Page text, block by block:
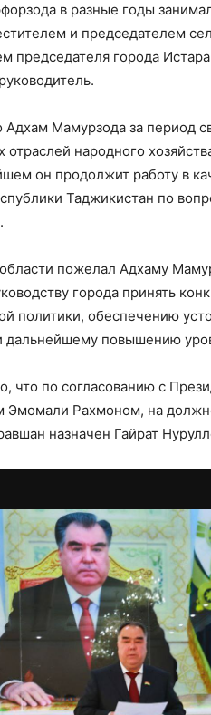
в разные годы
и председателем
председателя города
Адхам Мамурзода за период
отраслей народного
он продолжит работу в
Таджикистан по
пожелал Адхаму
города принять
политики, обеспечению
дальнейшему повышению
что по согласованию с
Рахмоном, на
назначен Гайрат